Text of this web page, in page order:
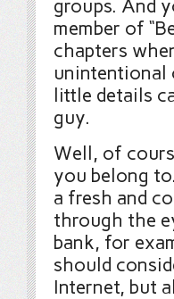
groups. And
member of
chapters
unintentional
little details
guy.
Well, of
you belong
a fresh and
through the
bank, for
should
Internet, but